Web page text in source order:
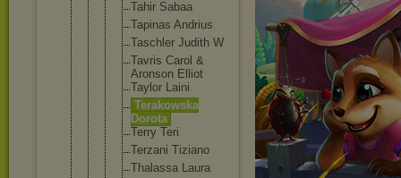
Tahir Sabaa
Tapinas Andrius
Taschler Judith W
Tavris Carol &
Aronson Elliot
Taylor Laini
Terakowska
Dorota
Terry Teri
Terzani Tiziano
Thalassa Laura